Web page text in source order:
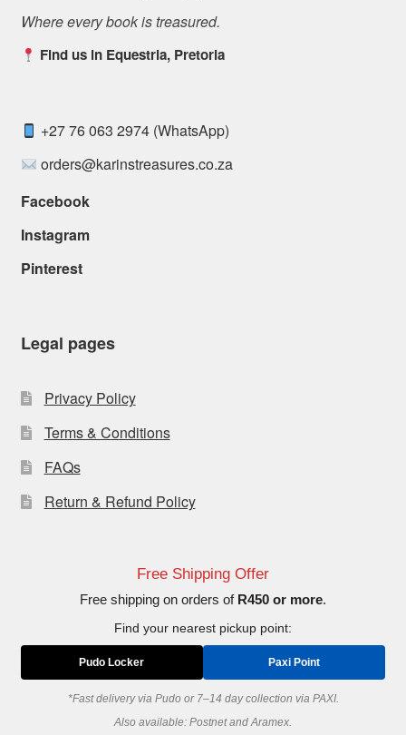
Where every book is treasured.
Find us in Equestria, Pretoria
+27 76 063 2974 (WhatsApp)
orders@karinstreasures.co.za
Facebook
Instagram
Pinterest
Legal pages
Privacy Policy
Terms & Conditions
FAQs
Return & Refund Policy
Free Shipping Offer
Free shipping on orders of R450 or more.
Find your nearest pickup point:
Pudo Locker Paxi Point
*Fast delivery via Pudo or 7–14 day collection via PAXI.
Also available: Postnet and Aramex.